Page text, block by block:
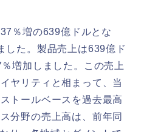
％増の639億ドルとな
した。製品売上は639億ド
増加しました。この売上
ヤリティと相まって、当
トールベースを過去最高
分野の売上高は、前年同